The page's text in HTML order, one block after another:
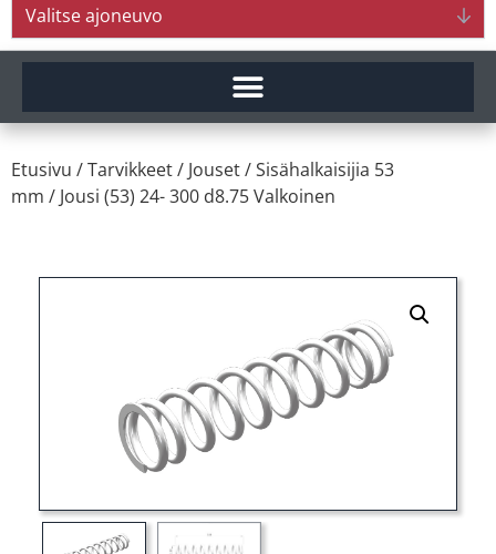
Valitse ajoneuvo
Etusivu /Tarvikkeet/ Jouset/Sisähalkaisijia 53
mm / Jousi (53) 24- 300 d8.75 Valkoinen